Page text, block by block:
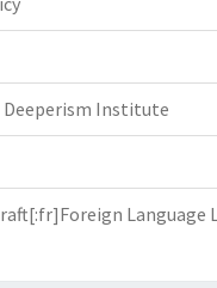
Institute
Language